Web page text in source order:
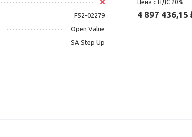
F52-02279
Open Value
SA Step Up
Цена с НДС 20%
4 897 436,15